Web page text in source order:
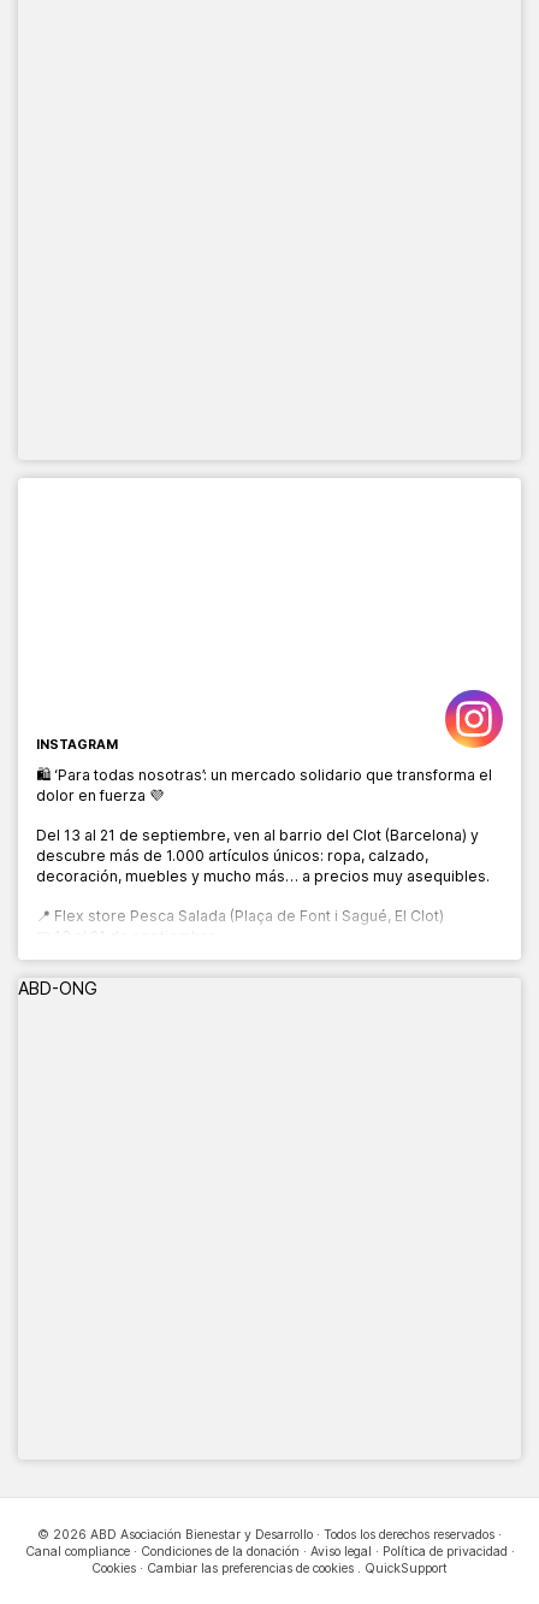
INSTAGRAM
🛍️ ‘Para todas nosotras’: un mercado solidario que transforma el
dolor en fuerza 💜
Del 13 al 21 de septiembre, ven al barrio del Clot (Barcelona) y
descubre más de 1.000 artículos únicos: ropa, calzado,
decoración, muebles y mucho más… a precios muy asequibles.
📍 Flex store Pesca Salada (Plaça de Font i Sagué, El Clot)
🕙 10:00 a 20:00 h
ABD-ONG
© 2026 ABD Asociación Bienestar y Desarrollo · Todos los derechos reservados ·
Canal compliance· Condiciones de la donación · Aviso legal · Política de privacidad ·
Cookies · Cambiar las preferencias de cookies . QuickSupport